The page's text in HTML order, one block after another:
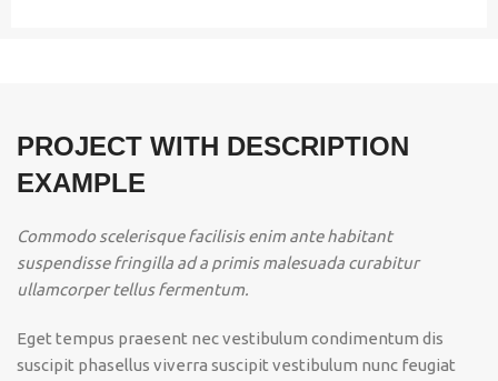
PROJECT WITH DESCRIPTION
EXAMPLE
Commodo scelerisque facilisis enim ante habitant
suspendisse fringilla ad a primis malesuada curabitur
ullamcorper tellus fermentum.
Eget tempus praesent nec vestibulum condimentum dis
suscipit phasellus viverra suscipit vestibulum nunc feugiat